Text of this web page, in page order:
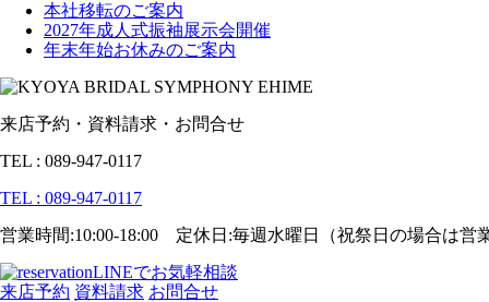
本社移転のご案内
2027年成人式振袖展示会開催
年末年始お休みのご案内
来店予約・資料請求・お問合せ
TEL : 089-947-0117
TEL : 089-947-0117
営業時間:10:00-18:00 定休日:毎週水曜日（祝祭日の場合は営
LINEでお気軽相談
来店予約 資料請求 お問合せ